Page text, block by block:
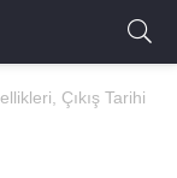
Çıkış Tarihi